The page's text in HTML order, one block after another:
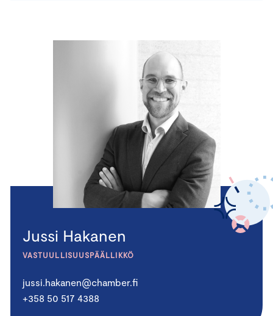
Jussi Hakanen
VASTUULLISUUSPÄÄLLIKKÖ
jussi.hakanen@chamber.fi
+358 50 517 4388